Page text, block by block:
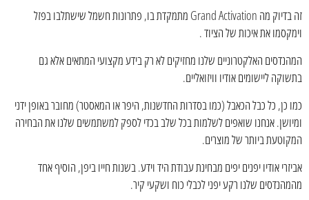
זה בדיוק מה Grand Activation מתמקדת בו, פתרונות חשמל שישתלבו בפזל
וימקסמו את איכות של הציוד .
המהנדסים האלקטרוניים שלנו מחזיקים לא רק בידע מקצועי המתאים אלא גם
בתשוקה ליישומים אודיו וויזואליים.
כמו כן, כל כבל הכאבל (כמו בסדרות החדשנות, היפר או המאסטר) מחובר באופן ידני
ומיושן. אנחנו שואפים לשלמות בכל שלב בכדי לספק למשתמשים שלנו את הבחירה
המקוטעת ביותר של מוצרים.
אביזרי אודיו יפנים יפים מבחינת עבודת היד וידע. בשנות חייו ביפן, הוסיף אחד
מהמהנדסים שלנו רקע יפני לכבלי כוח ושקעי קיר.